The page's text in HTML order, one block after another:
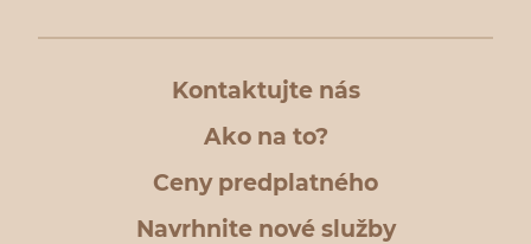
Kontaktujte nás
Ako na to?
Ceny predplatného
Navrhnite nové služby